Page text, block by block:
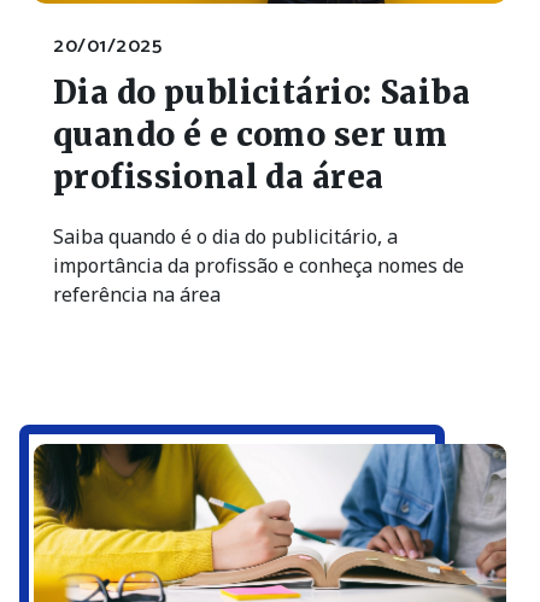
20/01/2025
Dia do publicitário: Saiba
quando é e como ser um
profissional da área
Saiba quando é o dia do publicitário, a
importância da profissão e conheça nomes de
referência na área